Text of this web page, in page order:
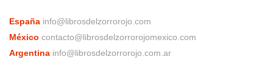
España info@librosdelzorrorojo.com
México contacto@librosdelzorrorojomexico.com
Argentina info@librosdelzorrorojo.com.ar